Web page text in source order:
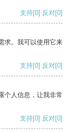
支持[0] 反对[0]
求。我可以使用它来
支持[0] 反对[0]
个人信息，让我非常
支持[0] 反对[0]